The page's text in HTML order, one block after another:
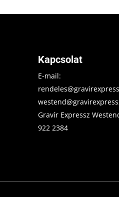
Kapcsolat
E-mail:
Gravír Expressz
922 2384